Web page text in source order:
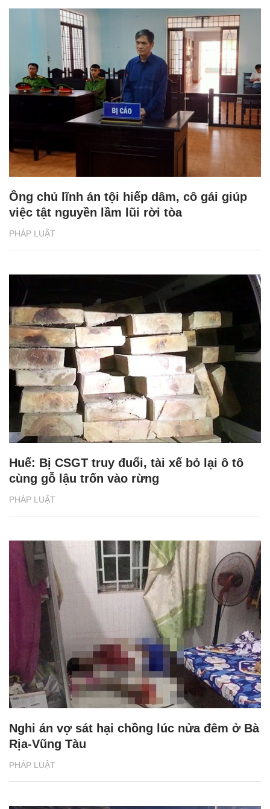
PHÁP LUẬT
Ông chủ lĩnh án tội hiếp dâm, cô gái giúp
việc tật nguyền lầm lũi rời tòa
PHÁP LUẬT
Huế: Bị CSGT truy đuổi, tài xế bỏ lại ô tô
cùng gỗ lậu trốn vào rừng
PHÁP LUẬT
Nghi án vợ sát hại chồng lúc nửa đêm ở Bà
Rịa-Vũng Tàu